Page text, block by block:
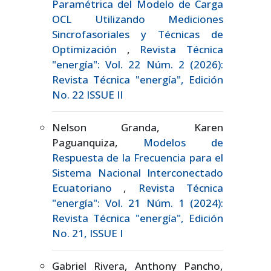
Paramétrica del Modelo de Carga
OCL Utilizando Mediciones
Sincrofasoriales y Técnicas de
Optimización , Revista Técnica
"energía": Vol. 22 Núm. 2 (2026):
Revista Técnica "energía", Edición
No. 22 ISSUE II
Nelson Granda, Karen
Paguanquiza, Modelos de
Respuesta de la Frecuencia para el
Sistema Nacional Interconectado
Ecuatoriano ,
Revista Técnica
"energía": Vol. 21 Núm. 1 (2024):
Revista Técnica "energía", Edición
No. 21, ISSUE I
Gabriel Rivera, Anthony Pancho,